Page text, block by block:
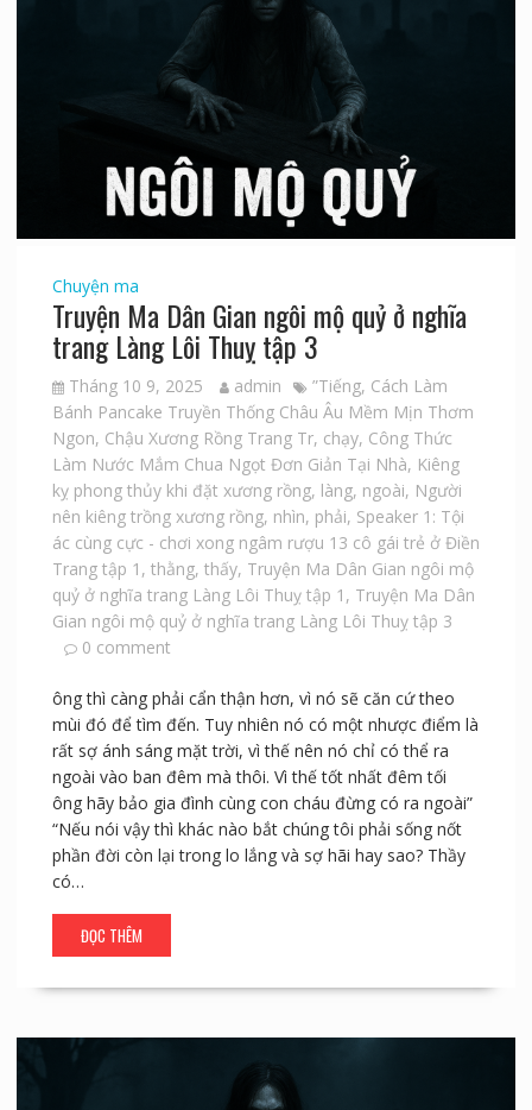
Chuyện ma
Truyện Ma Dân Gian ngôi mộ quỷ ở nghĩa
trang Làng Lôi Thuỵ tập 3
Tháng 10 9, 2025 admin ”Tiếng, Cách Làm
Bánh Pancake Truyền Thống Châu Âu Mềm Mịn Thơm
Ngon, Chậu Xương Rồng Trang Tr, chạy, Công Thức
Làm Nước Mắm Chua Ngọt Đơn Giản Tại Nhà, Kiêng
kỵ phong thủy khi đặt xương rồng, làng, ngoài, Người
nên kiêng trồng xương rồng, nhìn, phải, Speaker 1: Tội
ác cùng cực - chơi xong ngâm rượu 13 cô gái trẻ ở Điền
Trang tập 1 , thằng, thấy, Truyện Ma Dân Gian ngôi mộ
quỷ ở nghĩa trang Làng Lôi Thuỵ tập 1 , Truyện Ma Dân
Gian ngôi mộ quỷ ở nghĩa trang Làng Lôi Thuỵ tập 3
0 comment
ông thì càng phải cẩn thận hơn, vì nó sẽ căn cứ theo
mùi đó để tìm đến. Tuy nhiên nó có một nhược điểm là
rất sợ ánh sáng mặt trời, vì thế nên nó chỉ có thể ra
ngoài vào ban đêm mà thôi. Vì thế tốt nhất đêm tối
ông hãy bảo gia đình cùng con cháu đừng có ra ngoài”
“Nếu nói vậy thì khác nào bắt chúng tôi phải sống nốt
phần đời còn lại trong lo lắng và sợ hãi hay sao? Thầy
có…
ĐỌC THÊM